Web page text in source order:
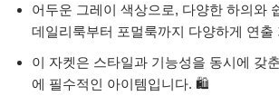
어두운 그레이 색상으로, 다양한 하의와
데일리룩부터 포멀룩까지 다양하게 연출
이 자켓은 스타일과 기능성을 동시에 갖
에 필수적인 아이템입니다. 🛍️